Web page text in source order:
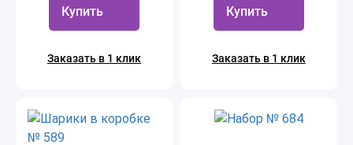
Купить
Заказать в 1 клик
Купить
Заказать в 1 клик